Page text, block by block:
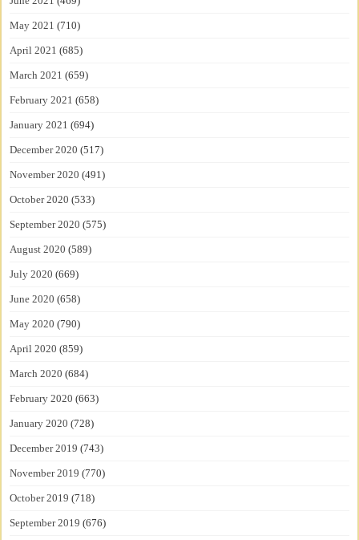
May 2021 (710)
April 2021 (685)
March 2021 (659)
February 2021 (658)
January 2021 (694)
December 2020 (517)
November 2020 (491)
October 2020 (533)
September 2020 (575)
August 2020 (589)
July 2020 (669)
June 2020 (658)
May 2020 (790)
April 2020 (859)
March 2020 (684)
February 2020 (663)
January 2020 (728)
December 2019 (743)
November 2019 (770)
October 2019 (718)
September 2019 (676)